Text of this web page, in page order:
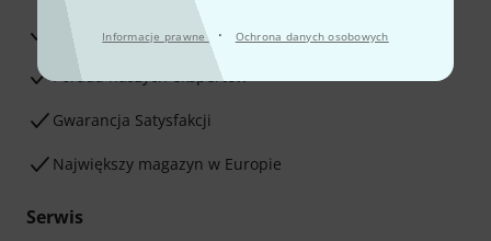
Informacje prawne · Ochrona danych osobowych
Serwis Naprawczy
Porada naszych ekspertów
Gwarancja Satysfakcji
Największy magazyn w Europie
Serwis